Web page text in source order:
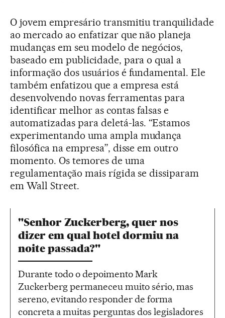
O jovem empresário transmitiu tranquilidade
ao mercado ao enfatizar que não planeja
mudanças em seu modelo de negócios,
baseado em publicidade, para o qual a
informação dos usuários é fundamental. Ele
também enfatizou que a empresa está
desenvolvendo novas ferramentas para
identificar melhor as contas falsas e
automatizadas para deletá-las. “Estamos
experimentando uma ampla mudança
filosófica na empresa”, disse em outro
momento. Os temores de uma
regulamentação mais rígida se dissiparam
em Wall Street.
"Senhor Zuckerberg, quer nos
dizer em qual hotel dormiu na
noite passada?"
Durante todo o depoimento Mark
Zuckerberg permaneceu muito sério, mas
sereno, evitando responder de forma
concreta a muitas perguntas dos legisladores